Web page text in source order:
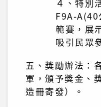
４、特別
F9A-
範賽，展
吸引民眾
五、獎勵辦法：
軍，頒予獎金、
造冊寄發）。